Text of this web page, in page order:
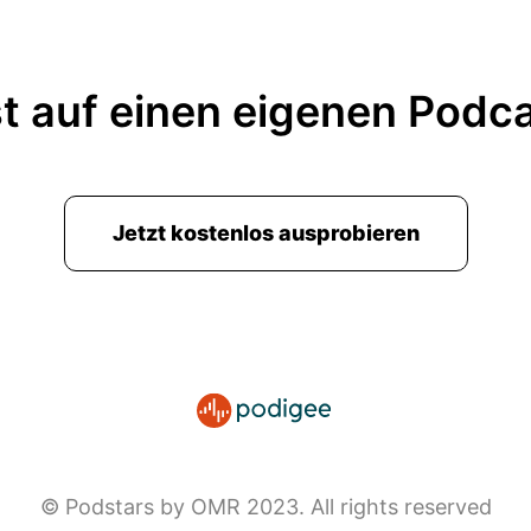
auf einen eigenen
Jetzt kostenlos ausprobieren
© Podstars by OMR 2023. All rights reserved